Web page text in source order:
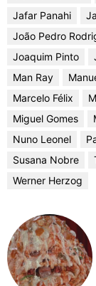
Jafar Panahi
João Pedro
Joaquim Pinto
Man Ray
Marcelo Félix
Miguel Gomes
Nuno Leonel
Susana Nobre
Werner Herzog